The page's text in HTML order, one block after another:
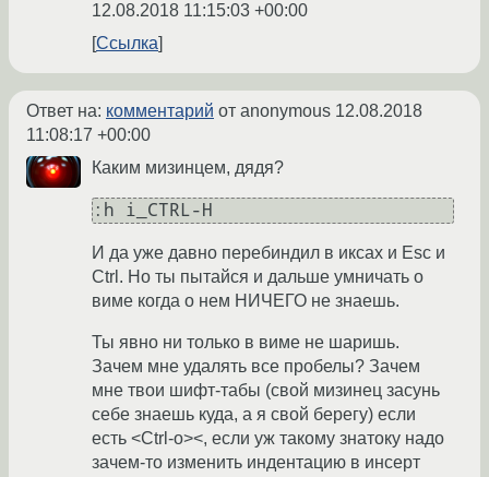
12.08.2018 11:15:03 +00:00
Ссылка
Ответ на: комментарий от anonymous 12.08.2018
11:08:17 +00:00
Каким мизинцем, дядя?
:h i_CTRL-H
И да уже давно перебиндил в иксах и Esc и
Ctrl. Но ты пытайся и дальше умничать о
виме когда о нем НИЧЕГО не знаешь.
Ты явно ни только в виме не шаришь.
Зачем мне удалять все пробелы? Зачем
мне твои шифт-табы (свой мизинец засунь
себе знаешь куда, а я свой берегу) если
есть <Ctrl-o><, если уж такому знатоку надо
зачем-то изменить индентацию в инсерт